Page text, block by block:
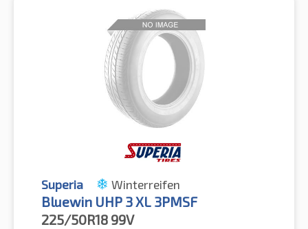
Superia Winterreifen
Bluewin UHP 3 XL 3PMSF
225/50R18 99V